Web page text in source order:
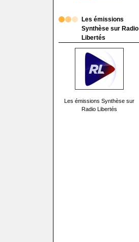
Les émissions
Synthèse sur Radio
Libertés
Les émissions Synthèse sur
Radio Libertés